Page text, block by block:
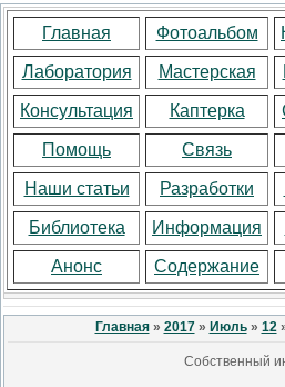
Главная Фотоальбом
Лаборатория Мастерская
Консультация Каптерка
Помощь Связь
Наши статьи Разработки
Библиотека Информация
Анонс Содержание
Главная» 2017 » Июль » 12
Собственный